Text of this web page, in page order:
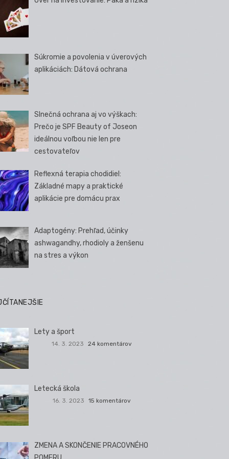
Súkromie a povolenia v úverových
aplikáciách: Dátová ochrana
Slnečná ochrana aj vo výškach:
Prečo je SPF Beauty of Joseon
ideálnou voľbou nie len pre
cestovateľov
Reflexná terapia chodidiel:
Základné mapy a praktické
aplikácie pre domácu prax
Adaptogény: Prehľad, účinky
ashwagandhy, rhodioly a ženšenu
na stres a výkon
Lety a šport
14. 3. 2023 24 komentárov
Letecká škola
16. 3. 2023 15 komentárov
ZMENA A SKONČENIE PRACOVNÉHO